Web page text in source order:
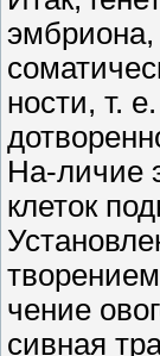
эмбриона,
ности, т.
На-личие
клеток
чение
сивная